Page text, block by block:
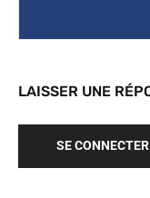
LAISSER UNE
SE